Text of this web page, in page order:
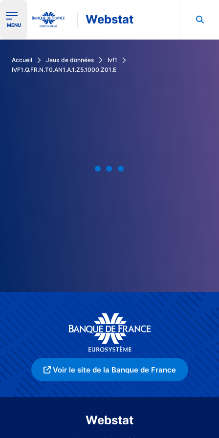
Ouvrir le menu de navigation
MENU Webstat
Accueil Jeux de données
Ivf1
IVF1.Q.FR.N.T0.AN1.A.1.Z5.1000.Z01.E
Voir le site de la Banque de France
Webstat